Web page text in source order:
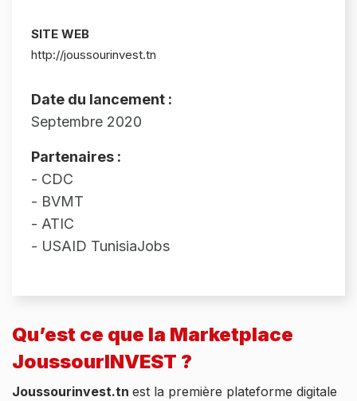
SITE WEB
http://joussourinvest.tn
Date du lancement :
Septembre 2020
Partenaires :
- CDC
- BVMT
- ATIC
- USAID TunisiaJobs
Qu’est ce que la Marketplace
JoussourINVEST ?
Joussourinvest.tn est la première plateforme digitale